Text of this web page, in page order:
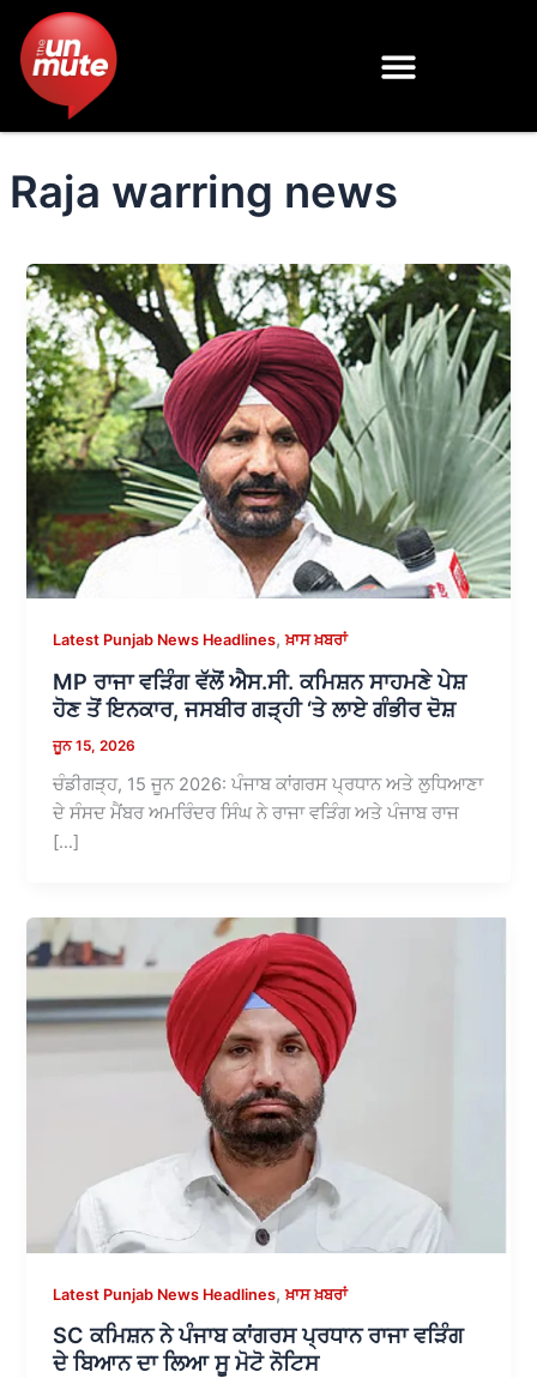
content
Raja warring news
Latest Punjab News Headlines,ਖ਼ਾਸ ਖ਼ਬਰਾਂ
MP ਰਾਜਾ ਵੜਿੰਗ ਵੱਲੋਂ ਐਸ.ਸੀ. ਕਮਿਸ਼ਨ ਸਾਹਮਣੇ ਪੇਸ਼
ਹੋਣ ਤੋਂ ਇਨਕਾਰ, ਜਸਬੀਰ ਗੜ੍ਹੀ ‘ਤੇ ਲਾਏ ਗੰਭੀਰ ਦੋਸ਼
ਜੂਨ 15, 2026
ਚੰਡੀਗੜ੍ਹ, 15 ਜੂਨ 2026: ਪੰਜਾਬ ਕਾਂਗਰਸ ਪ੍ਰਧਾਨ ਅਤੇ ਲੁਧਿਆਣਾ
ਦੇ ਸੰਸਦ ਮੈਂਬਰ ਅਮਰਿੰਦਰ ਸਿੰਘ ਨੇ ਰਾਜਾ ਵੜਿੰਗ ਅਤੇ ਪੰਜਾਬ ਰਾਜ
[…]
Latest Punjab News Headlines,ਖ਼ਾਸ ਖ਼ਬਰਾਂ
SC ਕਮਿਸ਼ਨ ਨੇ ਪੰਜਾਬ ਕਾਂਗਰਸ ਪ੍ਰਧਾਨ ਰਾਜਾ ਵੜਿੰਗ
ਦੇ ਬਿਆਨ ਦਾ ਲਿਆ ਸੂ ਮੋਟੋ ਨੋਟਿਸ